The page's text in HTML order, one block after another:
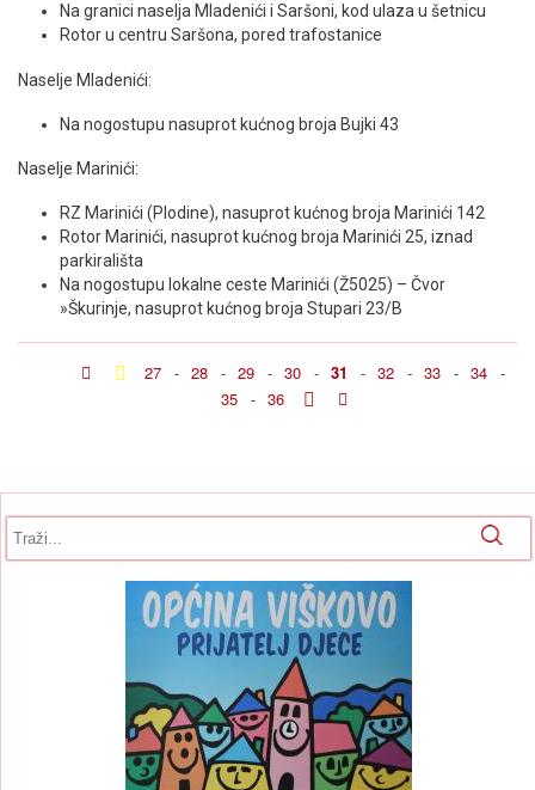
Na granici naselja Mladenići i Saršoni, kod ulaza u šetnicu
Rotor u centru Saršona, pored trafostanice
Naselje Mladenići:
Na nogostupu nasuprot kućnog broja Bujki 43
Naselje Marinići:
RZ Marinići (Plodine), nasuprot kućnog broja Marinići 142
Rotor Marinići, nasuprot kućnog broja Marinići 25, iznad
parkirališta
Na nogostupu lokalne ceste Marinići (Ž5025) – Čvor
»Škurinje, nasuprot kućnog broja Stupari 23/B
27 - 28 - 29 - 30 - 31 - 32 - 33 - 34 -
35 - 36